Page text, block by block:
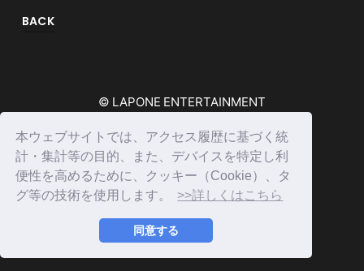
本ウェブサイトでは、アクセス履歴に基づく統
計・集計等の目的、また、デバイスを特定し利
便性を高めるために、クッキー（Cookie）、タ
グ等の技術を使用します。
>>詳しくはこちら
同意する
BACK
© LAPONE ENTERTAINMENT